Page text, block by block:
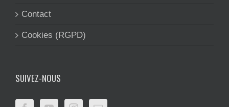
Contact
Cookies (RGPD)
SUIVEZ-NOUS